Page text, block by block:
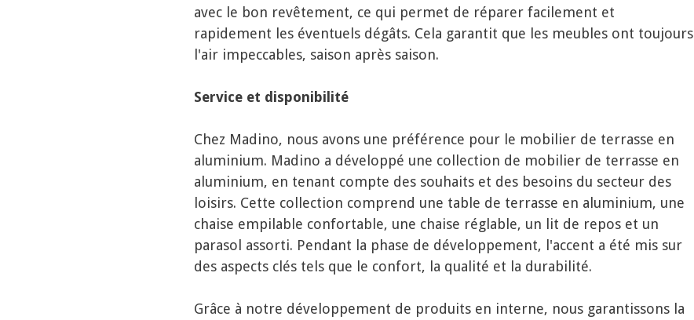
avec le bon revêtement, ce qui permet de réparer facilement et
rapidement les éventuels dégâts. Cela garantit que les meubles ont toujours
l'air impeccables, saison après saison.
Service et disponibilité
Chez Madino, nous avons une préférence pour le mobilier de terrasse en
aluminium. Madino a développé une collection de mobilier de terrasse en
aluminium, en tenant compte des souhaits et des besoins du secteur des
loisirs. Cette collection comprend une table de terrasse en aluminium, une
chaise empilable confortable, une chaise réglable, un lit de repos et un
parasol assorti. Pendant la phase de développement, l'accent a été mis sur
des aspects clés tels que le confort, la qualité et la durabilité.
Grâce à notre développement de produits en interne, nous garantissons la